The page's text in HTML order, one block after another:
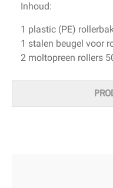
Inhoud:
1 plastic (PE)
1 stalen beugel voor
2 moltopreen rollers